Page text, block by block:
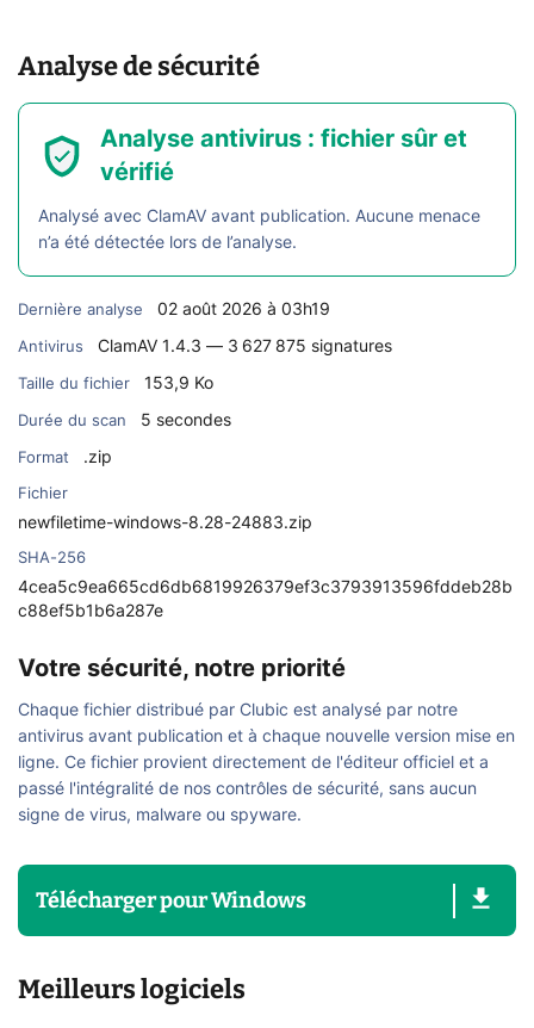
Analyse de sécurité
Analyse antivirus : fichier sûr et
vérifié
Analysé avec ClamAV avant publication. Aucune menace
n’a été détectée lors de l’analyse.
Dernière analyse 02 août 2026 à 03h19
Antivirus ClamAV 1.4.3 — 3 627 875 signatures
Taille du fichier 153,9 Ko
Durée du scan 5 secondes
Format .zip
Fichier
newfiletime-windows-8.28-24883.zip
SHA-256
4cea5c9ea665cd6db6819926379ef3c3793913596fddeb28b
c88ef5b1b6a287e
Votre sécurité, notre priorité
Chaque fichier distribué par Clubic est analysé par notre
antivirus avant publication et à chaque nouvelle version mise en
ligne. Ce fichier provient directement de l'éditeur officiel et a
passé l'intégralité de nos contrôles de sécurité, sans aucun
signe de virus, malware ou spyware.
TéléchargerpourWindows
Meilleurs logiciels